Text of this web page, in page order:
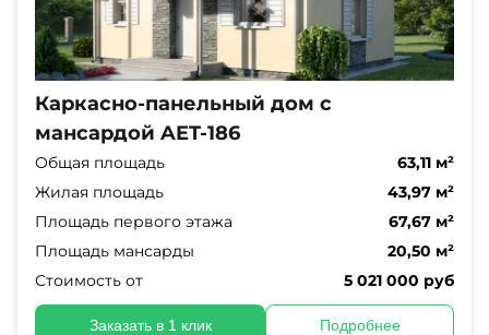
Каркасно-панельный дом с
мансардой AET-186
Общая площадь
63,11 м²
Жилая площадь
43,97 м²
Площадь первого этажа
67,67 м²
Площадь мансарды
20,50 м²
Стоимость от
5 021 000 руб
Заказать в 1 клик Подробнее